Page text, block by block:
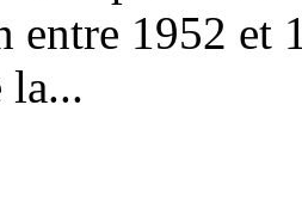
entre 1952
la...